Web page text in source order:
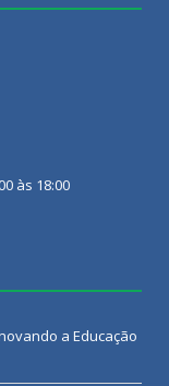
às 18:00
a Educação